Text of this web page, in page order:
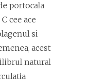
portocala
cee ace
si
acest
natural